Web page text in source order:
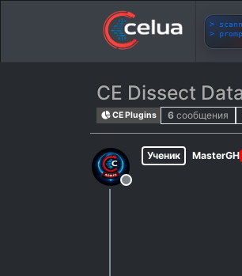
CE Dissect
CE Plugins 6 сообщения
Не в сети
Ученик MasterGH